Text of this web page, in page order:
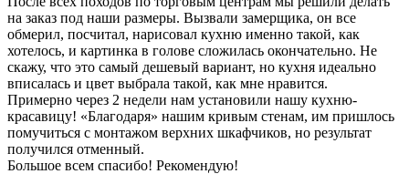
на заказ под наши размеры. Вызвали замерщика, он все
обмерил, посчитал, нарисовал кухню именно такой, как
хотелось, и картинка в голове сложилась окончательно. Не
скажу, что это самый дешевый вариант, но кухня идеально
вписалась и цвет выбрала такой, как мне нравится.
Примерно через 2 недели нам установили нашу кухню-
красавицу! «Благодаря» нашим кривым стенам, им пришлось
помучиться с монтажом верхних шкафчиков, но результат
получился отменный.
Большое всем спасибо! Рекомендую!